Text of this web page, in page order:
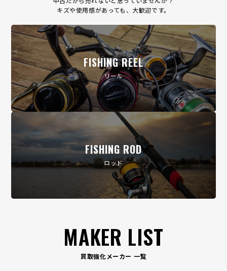
キズや使用感があっても、大歓迎です。
FISHING REEL
リール
FISHING ROD
ロッド
MAKER LIST
買取強化メーカー 一覧